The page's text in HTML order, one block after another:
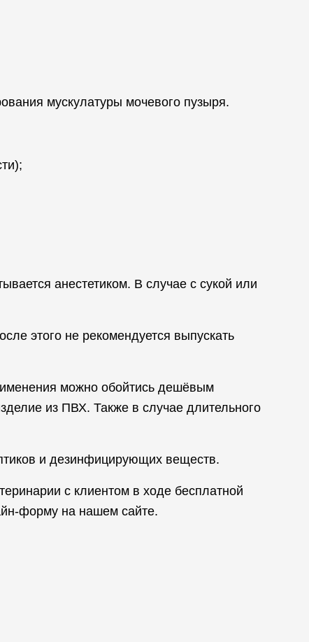
мускулатуры мочевого пузыря.
анестетиком. В случае с сукой или
этого не рекомендуется выпускать
можно обойтись дешёвым
из ПВХ. Также в случае длительного
и дезинфицирующих веществ.
с клиентом в ходе бесплатной
форму на нашем сайте.